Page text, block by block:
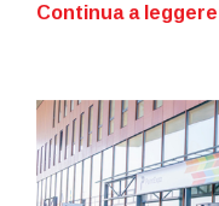
Continua a leggere